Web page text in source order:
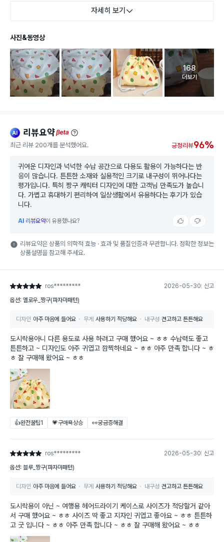
자세히 보기
사진&동영상
고객 리뷰
168
더보기
ai 리뷰요약beta
최근 리뷰 200개를 분석했어요. 긍정리뷰96%
귀여운 디자인과 넉넉한 수납 공간으로 다용도 활용이 가능하다는 반
응이 많습니다. 튼튼한 소재와 실용적인 크기로 내구성이 뛰어나다는
평가입니다. 특히 짱구 캐릭터 디자인에 대한 고객님 만족도가 높습니
다. 가볍고 휴대하기 편리하여 일상생활에서 유용하다는 후기가 있습
니다.
AI 리뷰요약이 유용했나요?
리뷰요약은 상품의 의학적 효능 · 효과 및 품질인증과 무관합니다. 정확한 정보는
상품설명을 참고해 주세요.
별점 5점 ros********* 2026-05-30 신고
옵션: 옐로우_짱구(파자마패턴)
디자인 아주 마음에 들어요 무게 사용하기 적당해요 내구성 견고하고 튼튼해요
도시락용아니 다른 용도로 사용 하려고 구매 했어요 ~ ㅎㅎ 수납력도 좋고
튼튼하고 ~ 디자인도 아주 귀엽고 깜찍하네요 ~ ㅎㅎ 아주 만족 합니다 ~ ㅎ
ㅎ 잘 구매해 왔어요 ~ ㅎㅎ
👍완전꿀팁1 💗구매욕상승 👀궁금증해결
별점 5점 ros********* 2026-05-30 신고
옵션: 블루_짱구(파자마패턴)
디자인 아주 마음에 들어요 무게 사용하기 적당해요 내구성 견고하고 튼튼해요
도시락용이 아닌 ~ 여행용 헤어드라이기 케이스로 사이즈가 적당할거 같아
서 구매 했어요 ~ ㅎㅎ 사이즈 딱 좋고 지자인 귀엽고 좋아요 ~ ㅎㅎ 튼튼하
고 굿 입니다 ~ ㅎㅎ 아주 만족 합니다 ~ ㅎㅎ 잘 구매해 왔어요 ~ ㅎㅎ